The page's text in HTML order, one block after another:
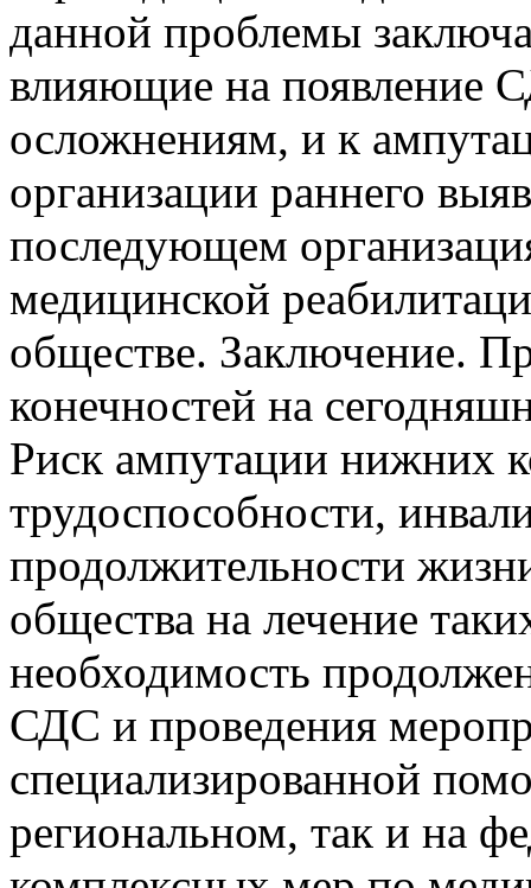
данной проблемы
влияющие на появление
осложнениям, и к
организации раннего
последующем
медицинской
обществе. Заключение.
конечностей на
Риск ампутации нижних
трудоспособности,
продолжительности
общества на лечение
необходимость
СДС и проведения
специализированной
региональном, так и на